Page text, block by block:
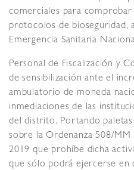
comerciales para
protocolos de bioseguridad,
Emergencia Sanitaria
Personal de Fiscalización y
de sensibilización ante el
ambulatorio de moneda
inmediaciones de las
del distrito. Portando
sobre la Ordenanza 508/
2019 que prohíbe dicha
que sólo podrá ejercerse en